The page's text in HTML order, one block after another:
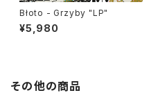
Błoto - Grzyby "LP"
¥5,980
その他の商品